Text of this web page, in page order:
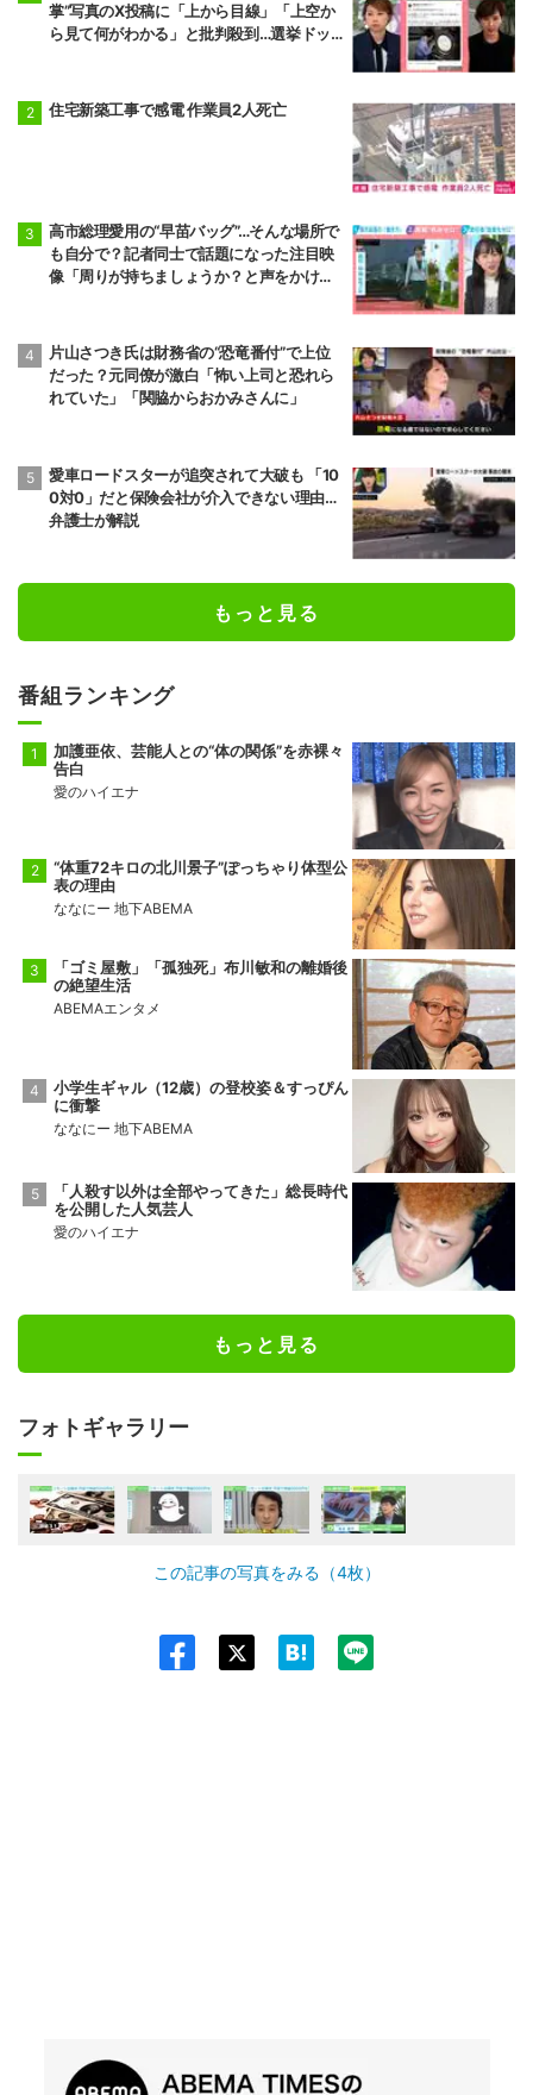
掌”写真のX投稿に「上から目線」「上空か
ら見て何がわかる」と批判殺到…選挙ドッ
住宅新築工事で感電 作業員2人死亡
高市総理愛用の“早苗バッグ”…そんな場所で
も自分で？記者同士で話題になった注目映
像「周りが持ちましょうか？と声をかけて
片山さつき氏は財務省の“恐竜番付”で上位
だった？元同僚が激白「怖い上司と恐れら
れていた」「関脇からおかみさんに」
愛車ロードスターが追突されて大破も 「10
0対0」だと保険会社が介入できない理由…
弁護士が解説
もっと見る
番組ランキング
加護亜依、芸能人との“体の関係”を赤裸々
告白
愛のハイエナ
“体重72キロの北川景子”ぽっちゃり体型公
表の理由
ななにー 地下ABEMA
「ゴミ屋敷」「孤独死」布川敏和の離婚後
の絶望生活
ABEMAエンタメ
小学生ギャル（12歳）の登校姿＆すっぴん
に衝撃
ななにー 地下ABEMA
「人殺す以外は全部やってきた」総長時代
を公開した人気芸人
愛のハイエナ
もっと見る
フォトギャラリー
この記事の写真をみる（4枚）